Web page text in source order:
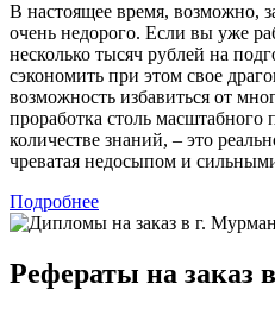
В настоящее время, возможно,
очень недорого. Если вы уже
несколько тысяч рублей на
сэкономить при этом свое
возможность избавиться от
проработка столь
количестве знаний, – это
чреватая недосыпом и
Подробнее
Рефераты на заказ